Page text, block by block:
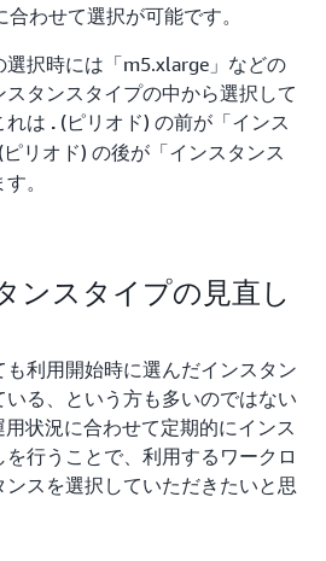
わせて選択が可能です。
択時には「m5.xlarge」などの
タンスタイプの中から選択して
れは . (ピリオド) の前が「インス
(ピリオド) の後が「インスタンス
。
ンスタイプの見直し
も利用開始時に選んだインスタン
る、という方も多いのではない
状況に合わせて定期的にインス
行うことで、利用するワークロ
スを選択していただきたいと思